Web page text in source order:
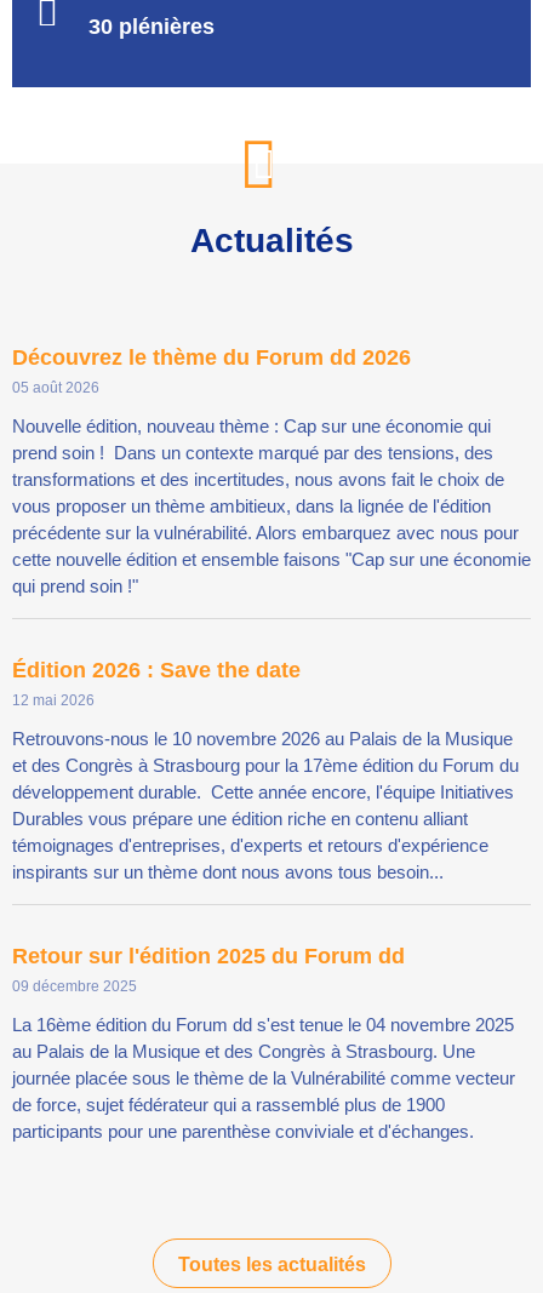
30 plénières
Actualités
Découvrez le thème du Forum dd 2026
05 août 2026
Nouvelle édition, nouveau thème : Cap sur une économie qui
prend soin ! Dans un contexte marqué par des tensions, des
transformations et des incertitudes, nous avons fait le choix de
vous proposer un thème ambitieux, dans la lignée de l'édition
précédente sur la vulnérabilité. Alors embarquez avec nous pour
cette nouvelle édition et ensemble faisons "Cap sur une économie
qui prend soin !"
Édition 2026 : Save the date
12 mai 2026
Retrouvons-nous le 10 novembre 2026 au Palais de la Musique
et des Congrès à Strasbourg pour la 17ème édition du Forum du
développement durable. Cette année encore, l'équipe Initiatives
Durables vous prépare une édition riche en contenu alliant
témoignages d'entreprises, d'experts et retours d'expérience
inspirants sur un thème dont nous avons tous besoin...
Retour sur l'édition 2025 du Forum dd
09 décembre 2025
La 16ème édition du Forum dd s'est tenue le 04 novembre 2025
au Palais de la Musique et des Congrès à Strasbourg. Une
journée placée sous le thème de la Vulnérabilité comme vecteur
de force, sujet fédérateur qui a rassemblé plus de 1900
participants pour une parenthèse conviviale et d'échanges.
Toutes les actualités